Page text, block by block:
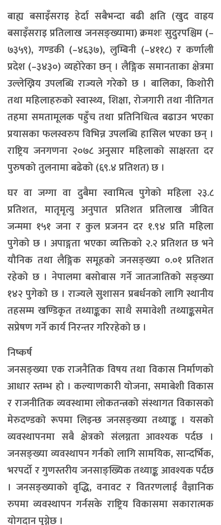
बाह्य बसाइँसराइ हेर्दा सबैभन्दा बढी क्षति (खुद वाह्रय
बसाइँसराइ प्रतिलाख जनसङ्ख्यामा) क्रमशः सुदुरपश्चिम (–
७३५९), गण्डकी (–४६३७), लुम्बिनी (–४११८) र कर्णाली
प्रदेश (–३४३०) व्यहोरेका छन् । लैङ्गिक समानताका क्षेत्रमा
उल्लेख्निय उपलब्धि राज्यले गरेको छ । बालिका, किशोरी
तथा महिलाहरुको स्वास्थ्य, शिक्षा, रोजगारी तथा नीतिगत
तहमा समतामूलक पहुँच तथा प्रतिनिधित्व बढाउन भएका
प्रयासका फलस्वरुप विभिन्न उपलब्धि हासिल भएका छन् ।
राष्ट्रिय जनगणना २०७८ अनुसार महिलाको साक्षरता दर
पुरुषको तुलनामा बढेको (६९.४ प्रतिशत) छ ।
घर वा जग्गा वा दुबैमा स्वामित्व पुगेको महिला २३.८
प्रतिशत, मातृमृत्यु अनुपात प्रतिशत प्रतिलाख जीवित
जन्ममा १५१ जना र कुल प्रजनन दर १.९४ प्रति महिला
पुगेको छ । अपाङ्गता भएका व्यक्तिको २.२ प्रतिशत छ भने
यौनिक तथा लैङ्गिक समूहको जनसङ्ख्या ०.०१ प्रतिशत
रहेको छ । नेपालमा बसोबास गर्ने जातजातिको सङ्ख्या
१४२ पुगेको छ । राज्यले सुशासन प्रबर्धनको लागि स्थानीय
तहसम्म खण्डिकृत तथ्याङ्कका साथै समावेशी तथ्याङ्कसमेत
सप्रेषण गर्ने कार्य निरन्तर गरिरहेको छ ।
निष्कर्ष
जनसङ्ख्या एक राजनैतिक विषय तथा विकास निर्माणको
आधार स्तम्भ हो । कल्याणकारी योजना, समाबेशी विकास
र राजनीतिक व्यवस्थामा लोकतन्त्रको संस्थागत विकासको
मेरुदण्डको रूपमा लिइन्छ जनसङ्ख्या तथ्याङ्क । यसको
व्यवस्थापनमा सबै क्षेत्रको संलग्नता आवश्यक पर्दछ ।
जनसङ्ख्या व्यवस्थापन गर्नको लागि सामयिक, सान्दर्भिक,
भरपर्दो र गुणस्तरीय जनसाङ्ख्यिक तथ्याङ्क आवश्यक पर्दछ
। जनसङ्ख्याको वृद्धि, वनावट र वितरणलाई वैज्ञानिक
रुपमा व्यवस्थापन गर्नसके राष्ट्रिय विकासमा सकारात्मक
योगदान पुग्नेछ ।